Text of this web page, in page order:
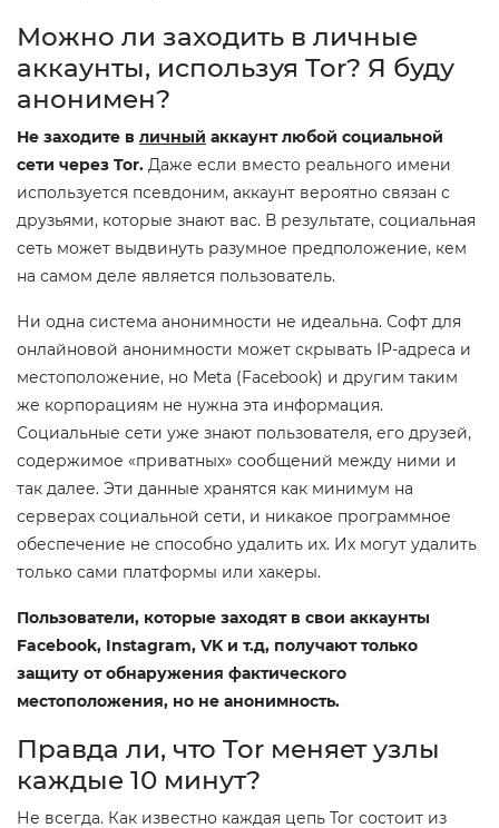
Можно ли заходить в личные
аккаунты, используя Tor? Я буду
анонимен?
Не заходите в личный аккаунт любой социальной
сети через Tor. Даже если вместо реального имени
используется псевдоним, аккаунт вероятно связан с
друзьями, которые знают вас. В результате, социальная
сеть может выдвинуть разумное предположение, кем
на самом деле является пользователь.
Ни одна система анонимности не идеальна. Софт для
онлайновой анонимности может скрывать IP-адреса и
местоположение, но Meta (Facebook) и другим таким
же корпорациям не нужна эта информация.
Социальные сети уже знают пользователя, его друзей,
содержимое «приватных» сообщений между ними и
так далее. Эти данные хранятся как минимум на
серверах социальной сети, и никакое программное
обеспечение не способно удалить их. Их могут удалить
только сами платформы или хакеры.
Пользователи, которые заходят в свои аккаунты
Facebook, Instagram, VK и т.д, получают только
защиту от обнаружения фактического
местоположения, но не анонимность.
Правда ли, что Tor меняет узлы
каждые 10 минут?
Не всегда. Как известно каждая цепь Tor состоит из